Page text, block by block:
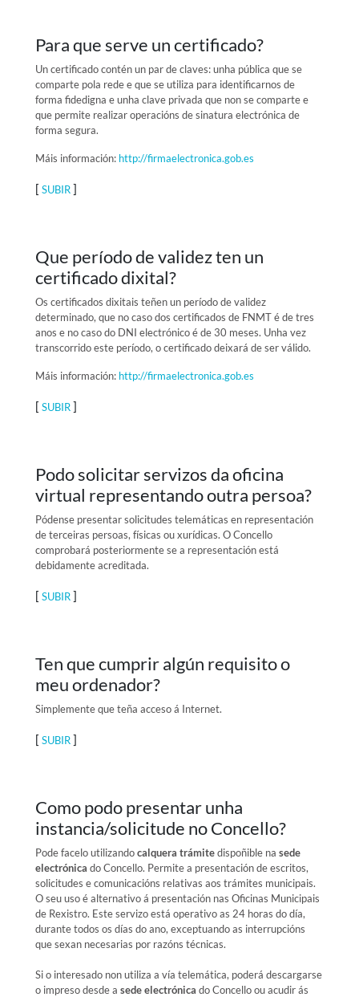
Para que serve un certificado?
Un certificado contén un par de claves: unha pública que se
comparte pola rede e que se utiliza para identificarnos de
forma fidedigna e unha clave privada que non se comparte e
que permite realizar operacións de sinatura electrónica de
forma segura.
Máis información: http://firmaelectronica.gob.es
[ SUBIR]
Que período de validez ten un
certificado dixital?
Os certificados dixitais teñen un período de validez
determinado, que no caso dos certificados de FNMT é de tres
anos e no caso do DNI electrónico é de 30 meses. Unha vez
transcorrido este período, o certificado deixará de ser válido.
Máis información: http://firmaelectronica.gob.es
[ SUBIR]
Podo solicitar servizos da oficina
virtual representando outra persoa?
Pódense presentar solicitudes telemáticas en representación
de terceiras persoas, físicas ou xurídicas. O Concello
comprobará posteriormente se a representación está
debidamente acreditada.
[ SUBIR]
Ten que cumprir algún requisito o
meu ordenador?
Simplemente que teña acceso á Internet.
[ SUBIR]
Como podo presentar unha
instancia/solicitude no Concello?
Pode facelo utilizandocalquera trámitedispoñible na sede
electrónica do Concello. Permite a presentación de escritos,
solicitudes e comunicacións relativas aos trámites municipais.
O seu uso é alternativo á presentación nas Oficinas Municipais
de Rexistro. Este servizo está operativo as 24 horas do día,
durante todos os días do ano, exceptuando as interrupcións
que sexan necesarias por razóns técnicas.
Si o interesado non utiliza a vía telemática, poderá descargarse
o impreso desde a sede electrónica do Concello ou acudir ás